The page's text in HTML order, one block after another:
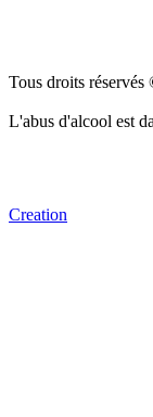
Tous droits réservés
L'abus d'alcool est
Creation